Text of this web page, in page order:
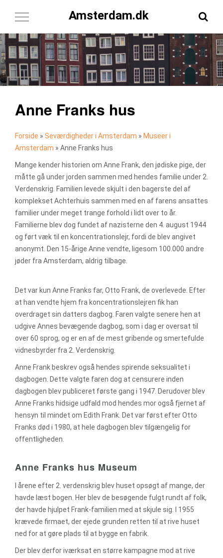
Amsterdam.dk
Toggle
Anne Franks hus
Forside » Seværdigheder i Amsterdam » Museer i
Amsterdam » Anne Franks hus
Mange kender historien om Anne Frank, den jødiske pige, der
måtte gå under jorden sammen med hendes familie under 2.
Verdenskrig. Familien levede skjult i den bagerste del af
komplekset Achterhuis sammen med en af farens ansattes
familier under meget trange forhold i lidt over to år.
Familierne blev dog fundet af nazisterne den 4. august 1944
og ført væk til en koncentrationslejr, fordi de blev angivet
anonymt. Den 15-årige Anne vendte, ligesom 100.000 andre
jøder fra Amsterdam, aldrig tilbage.
Det var kun Anne Franks far, Otto Frank, de overlevede. Efter
at han vendte hjem fra koncentrationslejren fik han
overdraget sin datters dagbog. Faren valgte senere hen at
udgive Annes bevægende dagbog, som i dag er oversat til
over 60 sprog, og er en af de mest gribende og smertefulde
vidnesbyrder fra 2. Verdenskrig.
Anne Frank beskrev også hendes spirende seksualitet i
dagbogen. Dette valgte faren dog at censurere inden
dagbogen blev publiceret første gang i 1947. Derudover blev
Anne Franks hidsige udfald mod hendes mor også fjernet af
hensyn til mindet om Edith Frank. Det var først efter Otto
Franks død i 1980, at hele dagbogen blev tilgængelig for
offentligheden.
Anne Franks hus Museum
I årene efter 2. verdenskrig blev huset opsøgt af mange, der
havde læst bogen. Her blev de besøgende fulgt rundt af folk,
der havde hjulpet Frank-familien med at skjule sig. I 1955
krævede firmaet, der ejede grunden retten til at rive huset
ned for at gøre plads til at bygge en fabrik.
Der blev derfor iværksat en større kampagne mod at rive